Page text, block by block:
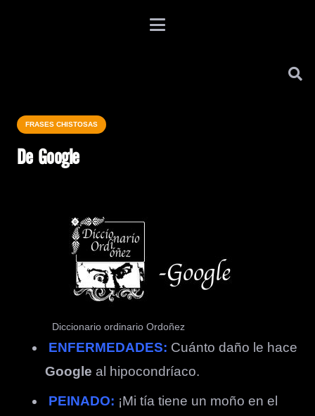
FRASES CHISTOSAS
De Google
Diccionario ordinario Ordoñez
ENFERMEDADES: Cuánto daño le hace
Google al hipocondríaco.
PEINADO: ¡Mi tía tiene un moño en el